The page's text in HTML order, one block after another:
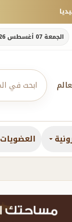
الجمعة 07 أغسطس 2026
العضويات